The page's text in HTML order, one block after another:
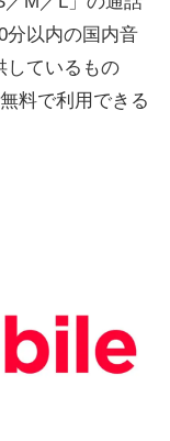
分以内の国内音
しているもの
料で利用できる